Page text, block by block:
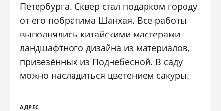
Петербурга. Сквер стал подарком городу
от его побратима Шанхая. Все работы
выполнялись китайскими мастерами
ландшафтного дизайна из материалов,
привезённых из Поднебесной. В саду
можно насладиться цветением сакуры.
АДРЕС